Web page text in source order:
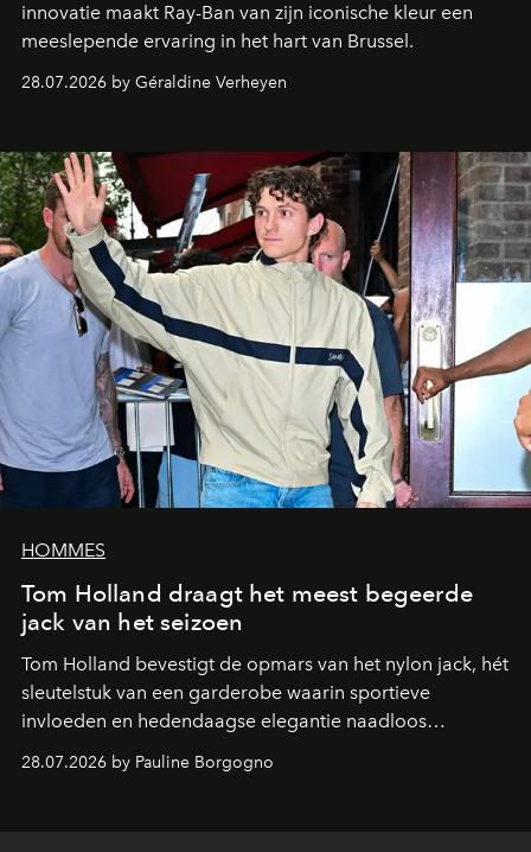
innovatie maakt Ray-Ban van zijn iconische kleur een
meeslepende ervaring in het hart van Brussel.
28.07.2026 by Géraldine Verheyen
HOMMES
Tom Holland draagt het meest begeerde
jack van het seizoen
Tom Holland bevestigt de opmars van het nylon jack, hét
sleutelstuk van een garderobe waarin sportieve
invloeden en hedendaagse elegantie naadloos
samenkomen.
28.07.2026 by Pauline Borgogno